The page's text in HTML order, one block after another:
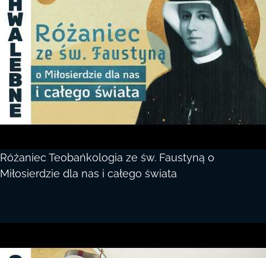
Różaniec Teobańkologia ze św. Faustyną o
Miłosierdzie dla nas i całego świata